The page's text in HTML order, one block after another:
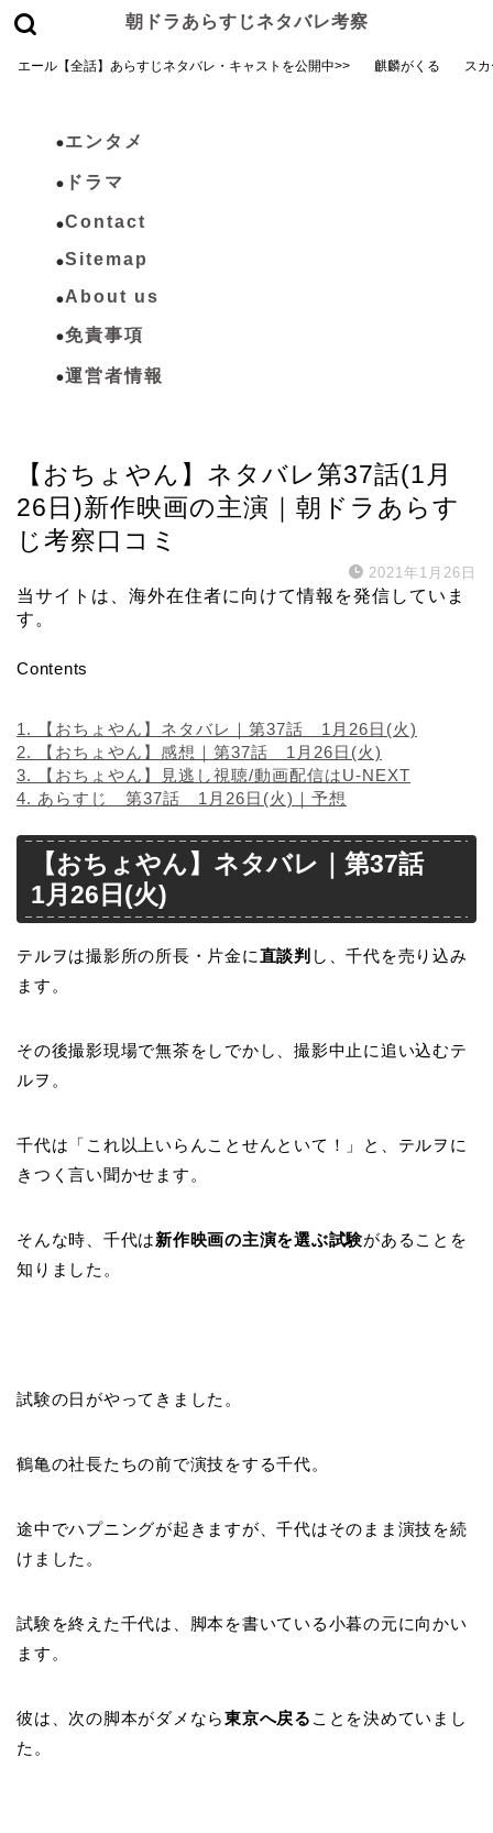
朝ドラあらすじネタバレ考察
エール【全話】あらすじネタバレ・キャストを公開中>> 麒麟がくる ス
エンタメ
ドラマ
Contact
Sitemap
About us
免責事項
運営者情報
【おちょやん】ネタバレ第37話(1月
26日)新作映画の主演｜朝ドラあらす
じ考察口コミ
2021年1月26日
当サイトは、海外在住者に向けて情報を発信していま
す。
Contents
1.
【おちょやん】ネタバレ｜第37話 1月26日(火)
2.
【おちょやん】感想｜第37話 1月26日(火)
3.
【おちょやん】見逃し視聴/動画配信はU-NEXT
4. あらすじ 第37話 1月26日(火)｜予想
【おちょやん】ネタバレ｜第37話
1月26日(火)
テルヲは撮影所の所長・片金に直談判 し、千代を売り込み
ます。
その後撮影現場で無茶をしでかし、撮影中止に追い込むテ
ルヲ。
千代は「これ以上いらんことせんといて！」と、テルヲに
きつく言い聞かせます。
そんな時、千代は新作映画の主演を選ぶ試験があることを
知りました。
試験の日がやってきました。
鶴亀の社長たちの前で演技をする千代。
途中でハプニングが起きますが、千代はそのまま演技を続
けました。
試験を終えた千代は、脚本を書いている小暮の元に向かい
ます。
彼は、次の脚本がダメなら東京へ戻る ことを決めていまし
た。